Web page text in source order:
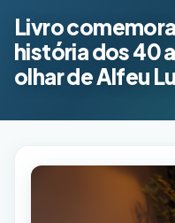
Livro
história dos 40
olhar de Alfeu